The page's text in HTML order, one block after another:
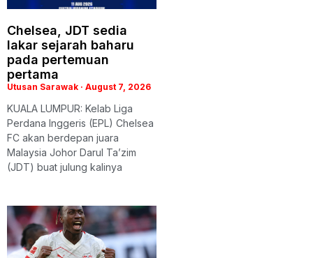
Chelsea, JDT sedia
lakar sejarah baharu
pada pertemuan
pertama
Utusan Sarawak August 7, 2026
KUALA LUMPUR: Kelab Liga
Perdana Inggeris (EPL) Chelsea
FC akan berdepan juara
Malaysia Johor Darul Ta’zim
(JDT) buat julung kalinya